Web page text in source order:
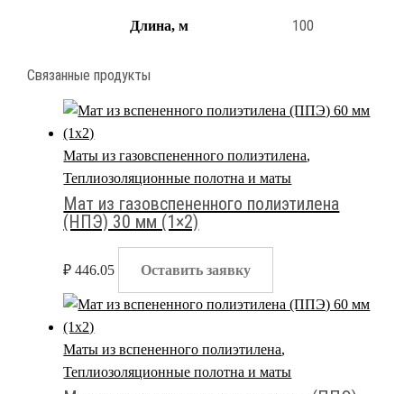
Длина, м 100
Связанные продукты
Маты из газовспененного полиэтилена,
Теплиозоляционные полотна и маты
Мат из газовспененного полиэтилена
(НПЭ) 30 мм (1×2)
₽ 446.05 Оставить заявку
Маты из вспененного полиэтилена,
Теплиозоляционные полотна и маты